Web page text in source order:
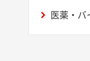
医薬・バ